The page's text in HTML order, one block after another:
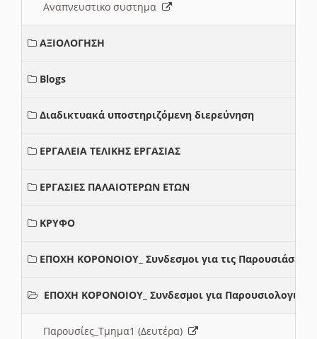
Αναπνευστικο συστημα
ΑΞΙΟΛΟΓΗΣΗ
Blogs
Διαδικτυακά υποστηριζόμενη διερεύνηση
ΕΡΓΑΛΕΙΑ ΤΕΛΙΚΗΣ ΕΡΓΑΣΙΑΣ
ΕΡΓΑΣΙΕΣ ΠΑΛΑΙΟΤΕΡΩΝ ΕΤΩΝ
ΚΡΥΦΟ
ΕΠΟΧΗ ΚΟΡΟΝΟΙΟΥ_ Συνδεσμοι για τις Παρουσιάσεις
ΕΠΟΧΗ ΚΟΡΟΝΟΙΟΥ_ Συνδεσμοι για Παρουσιολογια
Παρουσίες_Τμημα1 (Δευτέρα)